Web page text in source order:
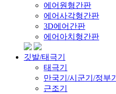
에어원형간판
에어사각형간판
3D에어간판
에어아치형간판
깃발/태극기
태극기
만국기/시군기/정부기
근조기